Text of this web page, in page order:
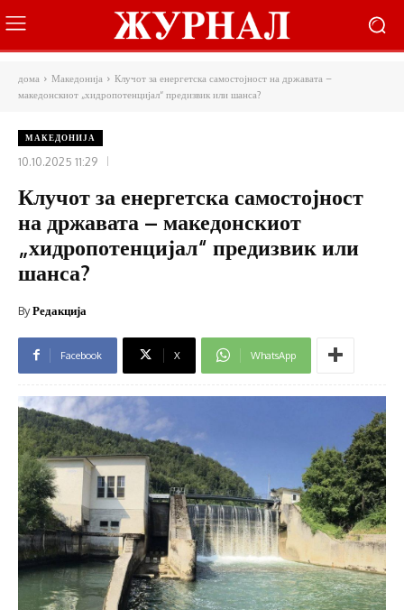
дома Македонија
Клучот за енергетска самостојност на државата –
македонскиот „хидропотенцијал“ предизвик или шанса?
МАКЕДОНИЈА
10.10.2025 11:29
Клучот за енергетска самостојност
на државата – македонскиот
„хидропотенцијал“ предизвик или
шанса?
ByРедакција
Facebook X WhatsApp